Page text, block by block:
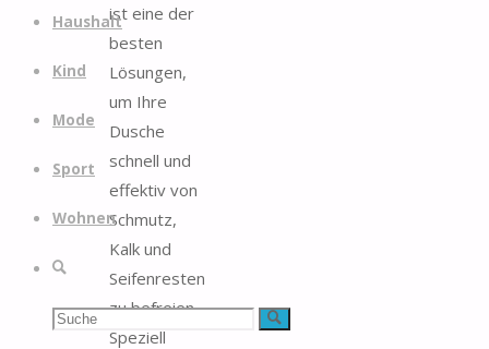
Haushalt
Kind
Mode
Sport
Wohnen
Suchen Suche
ist eine der
besten
Lösungen,
um Ihre
Dusche
schnell und
effektiv von
Schmutz,
Kalk und
Seifenresten
zu befreien.
Speziell